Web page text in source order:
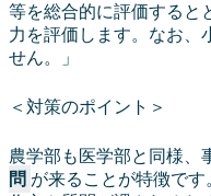
等を総合的に評価すると
力を評価します。なお、
せん。」
＜対策のポイント＞
農学部も医学部と同様、
問 が来ることが特徴で